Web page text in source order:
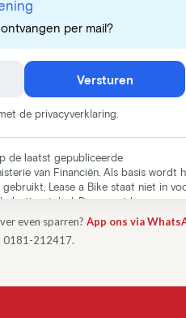
even sparren? App ons via
0181-212417.